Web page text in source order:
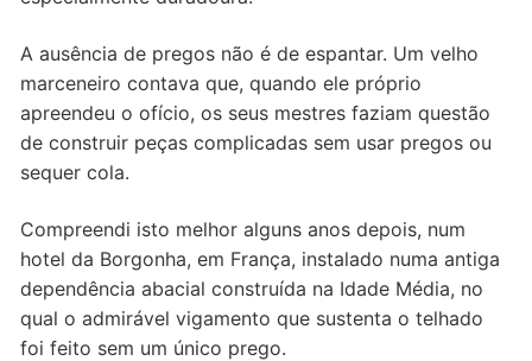
A ausência de pregos não é de espantar. Um velho
marceneiro contava que, quando ele próprio
apreendeu o ofício, os seus mestres faziam questão
de construir peças complicadas sem usar pregos ou
sequer cola.
Compreendi isto melhor alguns anos depois, num
hotel da Borgonha, em França, instalado numa antiga
dependência abacial construída na Idade Média, no
qual o admirável vigamento que sustenta o telhado
foi feito sem um único prego.